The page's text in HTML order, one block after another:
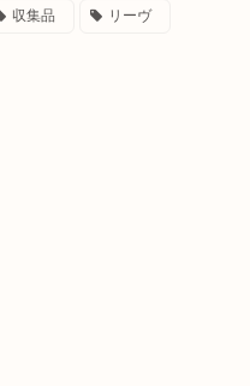
収集品 リーヴ